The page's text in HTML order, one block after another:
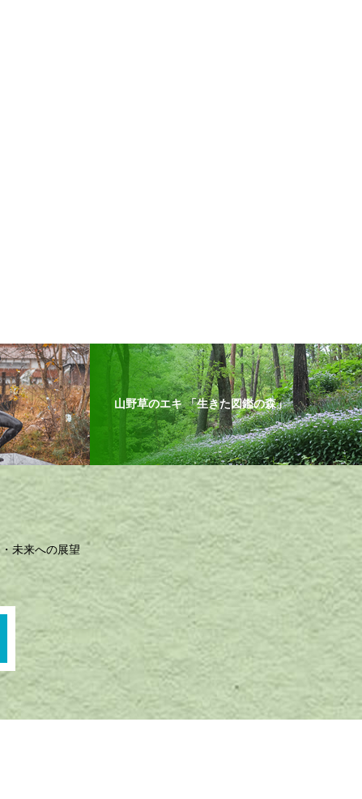
山野草のエキ 「生きた図鑑の森」
未来への展望